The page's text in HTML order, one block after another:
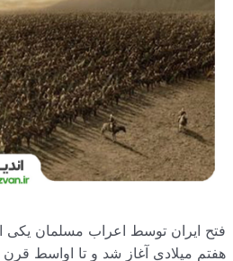
فتح ایران توسط اعراب مسلمان یکی
هفتم میلادی آغاز شد و تا اواسط